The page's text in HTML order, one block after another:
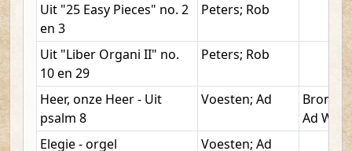
Uit "25 Easy Pieces" no. 2
en 3
Peters; Rob
Uit "Liber Organi II" no.
10 en 29
Peters; Rob
Heer, onze Heer - Uit
psalm 8
Voesten; Ad
Ad W.
Elegie - orgel
Voesten; Ad